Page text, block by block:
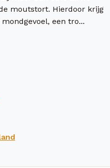
moutstort. Hierdoor krijg
een tro...